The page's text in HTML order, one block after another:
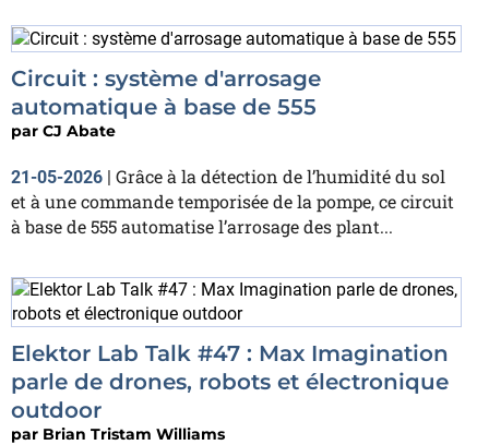
Circuit : système d'arrosage
automatique à base de 555
par CJ Abate
21-05-2026 | Grâce à la détection de l’humidité du sol
et à une commande temporisée de la pompe, ce circuit
à base de 555 automatise l’arrosage des plant...
Elektor Lab Talk #47 : Max Imagination
parle de drones, robots et électronique
outdoor
par Brian Tristam Williams